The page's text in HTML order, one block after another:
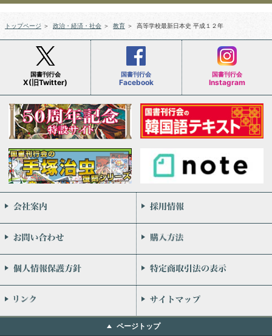
トップページ ＞ 政治・経済・社会 ＞ 教育 ＞ 高等学校最新日本史 平成１２年
国書刊行会
X(旧Twitter)
国書刊行会
Facebook
国書刊行会
Instagram
会社案内
お問い合わせ
個人情報保護方針
リンク
ページトップ